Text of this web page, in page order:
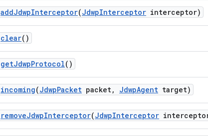
addJdwpInterceptor(JdwpInterceptor interceptor)
clear()
getJdwpProtocol()
incoming(JdwpPacket packet, JdwpAgent target)
removeJdwpInterceptor(JdwpInterceptor